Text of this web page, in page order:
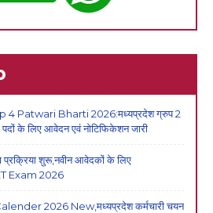
4 Patwari Bharti 2026:मध्यप्रदेश ग्रुप 2
के लिए आवेदन एवं नोटिफिकेशन जारी
प्रक्रिया शुरू,नवीन आवेदकों के लिए
Exam 2026
2026 New,मध्यप्रदेश कर्मचारी चयन